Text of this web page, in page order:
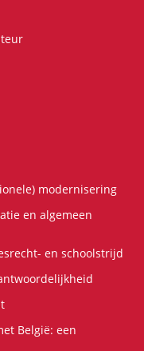
modernisering
en algemeen
en schoolstrijd
België: een